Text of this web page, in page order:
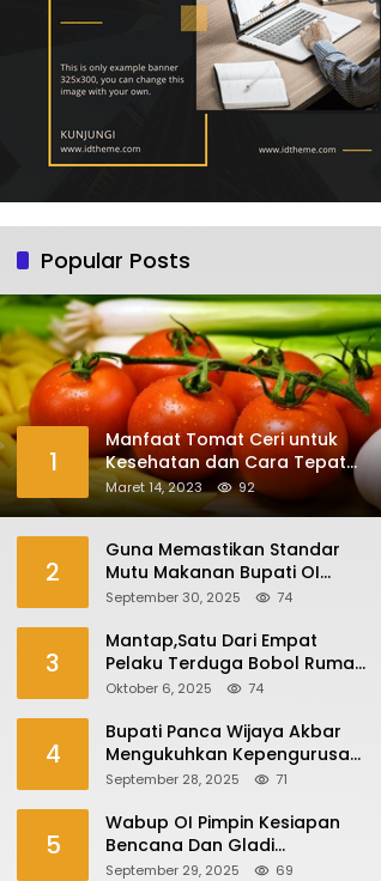
Popular Posts
1
Manfaat Tomat Ceri untuk
Kesehatan dan Cara Tepat
Mengonsumsinya
Maret 14, 2023 92
2
Guna Memastikan Standar
Mutu Makanan Bupati OI
Sidak Dapur MBG
September 30, 2025 74
3
Mantap,Satu Dari Empat
Pelaku Terduga Bobol Rumah
Di Plaju Ditangkap
Oktober 6, 2025 74
4
Bupati Panca Wijaya Akbar
Mengukuhkan Kepengurusan
Forum Komunikasi Kepala
Periode 2025-2027
September 28, 2025 71
5
Wabup OI Pimpin Kesiapan
Bencana Dan Gladi
Kesiapsiagaan Bencana Asap
September 29, 2025 69